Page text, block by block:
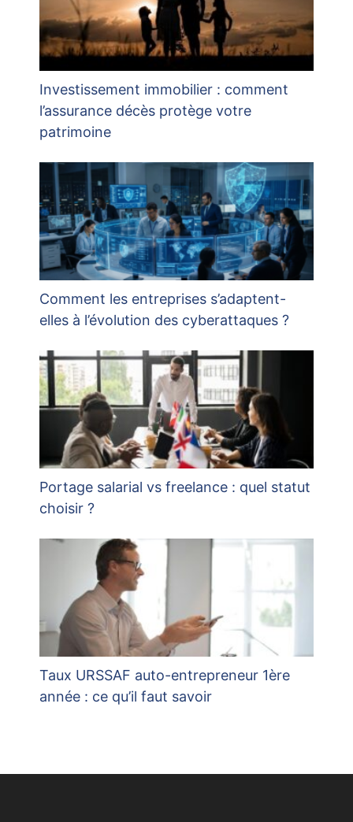
Investissement immobilier : comment
l’assurance décès protège votre
patrimoine
Comment les entreprises s’adaptent-
elles à l’évolution des cyberattaques ?
Portage salarial vs freelance : quel statut
choisir ?
Taux URSSAF auto-entrepreneur 1ère
année : ce qu’il faut savoir